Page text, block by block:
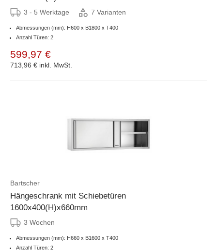
3 - 5 Werktage 7 Varianten
Abmessungen (mm): H600 x B1800 x T400
Anzahl Türen: 2
599,97 €
713,96 € inkl. MwSt.
Bartscher
Hängeschrank mit Schiebetüren
1600x400(H)x660mm
3 Wochen
Abmessungen (mm): H660 x B1600 x T400
Anzahl Türen: 2